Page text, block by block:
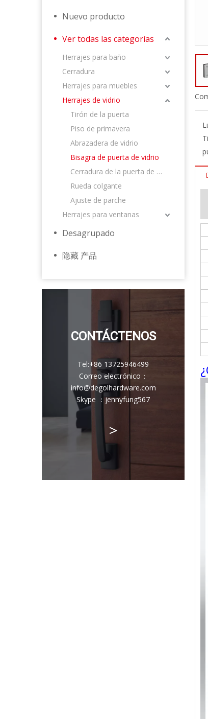
Nuevo producto
Ver todas las categorías
Herrajes para baño
Cerradura
Herrajes para muebles
Herrajes de vidrio
Tirón de la puerta
Piso de primavera
Abrazadera de vidrio
Bisagra de puerta de vidrio
Cerradura de la puerta de vidrio
Rueda colgante
Ajuste de parche
Herrajes para ventanas
Desagrupado
隐藏 产品
CONTÁCTENOS
Tel:+86 13725946499
Correo electrónico ：
info@degolhardware.com
Skype ：jennyfung567
>